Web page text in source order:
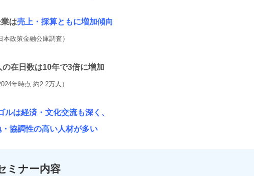
は売上・採算ともに増加傾向
本政策金融公庫調査）
の在日数は10年で3倍に増加
年時点 約2.2万人）
ルは経済・文化交流も深く、
協調性の高い人材が多い
ミナー内容